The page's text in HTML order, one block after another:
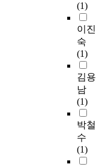
(1)
이진
숙
(1)
김용
남
(1)
박철
수
(1)